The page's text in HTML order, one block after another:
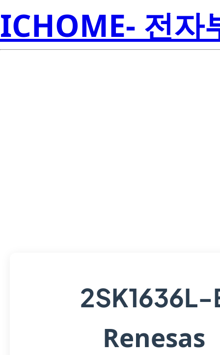
ICHOME- 전자
2SK1636L-
Renesas